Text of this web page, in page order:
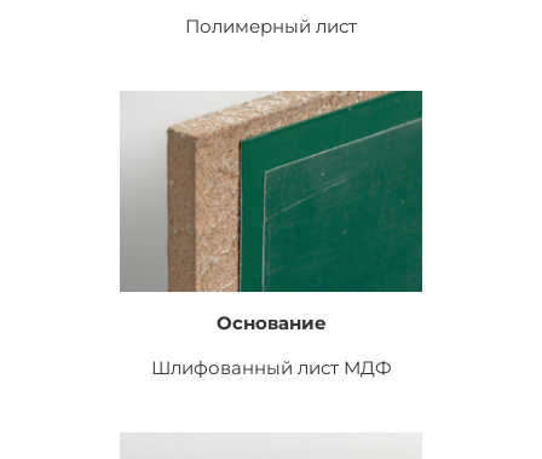
Полимерный лист
Основание
Шлифованный лист МДФ